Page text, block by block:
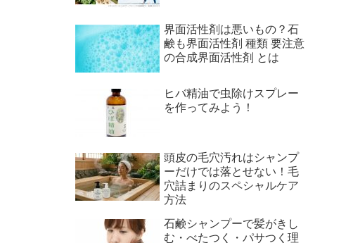
界面活性剤は悪いもの？石
鹸も界面活性剤 種類 要注意
の合成界面活性剤 とは
ヒバ精油で虫除けスプレー
を作ってみよう！
頭皮の毛穴汚れはシャンプ
ーだけでは落とせない！毛
穴詰まりのスペシャルケア
方法
石鹸シャンプーで髪がきし
む・べたつく・パサつく理